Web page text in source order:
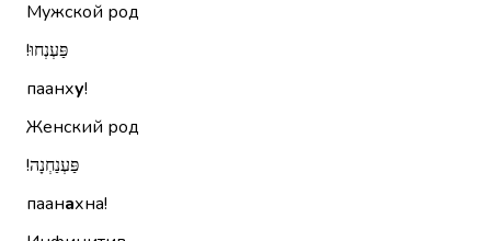
Мужской род
פַּעְנְחוּ!‏
паанху!
Женский род
פַּעְנַחְנָה!‏
паанахна!